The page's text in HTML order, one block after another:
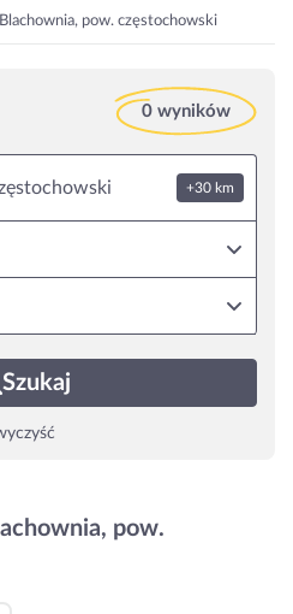
Blachownia, pow. częstochowski
0 wyników
+30 km
Szukaj
pow.